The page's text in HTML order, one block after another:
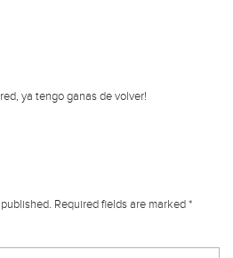
ya tengo ganas de volver!
Required fields are marked*